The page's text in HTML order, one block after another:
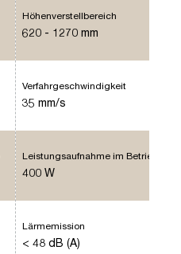
Höhenverstellbereich
620 - 1270 mm
Verfahrgeschwindigkeit
35 mm/s
Leistungsaufnahme im Betrieb
400 W
Lärmemission
< 48 dB (A)